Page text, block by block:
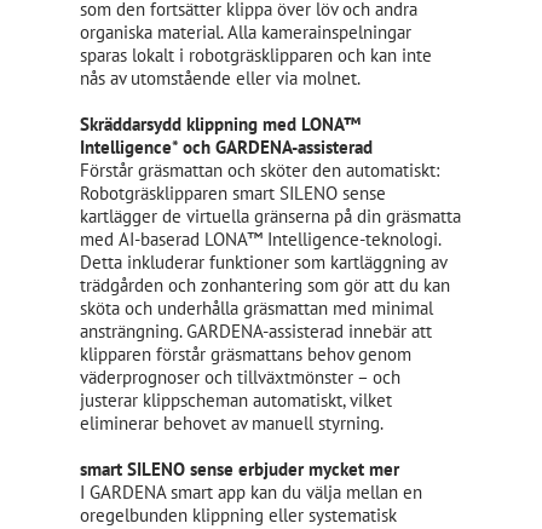
som den fortsätter klippa över löv och andra
organiska material. Alla kamerainspelningar
sparas lokalt i robotgräsklipparen och kan inte
nås av utomstående eller via molnet.
Skräddarsydd klippning med LONA™
Intelligence* och GARDENA-assisterad
Förstår gräsmattan och sköter den automatiskt:
Robotgräsklipparen smart SILENO sense
kartlägger de virtuella gränserna på din gräsmatta
med AI-baserad LONA™ Intelligence-teknologi.
Detta inkluderar funktioner som kartläggning av
trädgården och zonhantering som gör att du kan
sköta och underhålla gräsmattan med minimal
ansträngning. GARDENA-assisterad innebär att
klipparen förstår gräsmattans behov genom
väderprognoser och tillväxtmönster – och
justerar klippscheman automatiskt, vilket
eliminerar behovet av manuell styrning.
smart SILENO sense erbjuder mycket mer
I GARDENA smart app kan du välja mellan en
oregelbunden klippning eller systematisk